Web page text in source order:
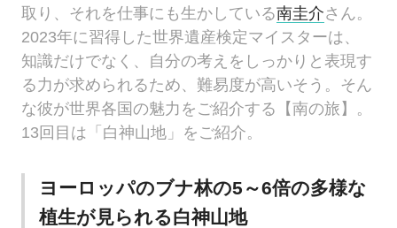
取り、それを仕事にも生かしている南圭介さん。
2023年に習得した世界遺産検定マイスターは、
知識だけでなく、自分の考えをしっかりと表現す
る力が求められるため、難易度が高いそう。そん
な彼が世界各国の魅力をご紹介する【南の旅】。
13回目は「白神山地」をご紹介。
ヨーロッパのブナ林の5～6倍の多様な
植生が見られる白神山地